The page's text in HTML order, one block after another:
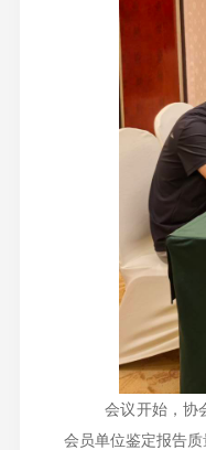
会议开始，协
会员单位鉴定报告